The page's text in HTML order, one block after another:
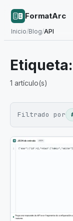
FormatArc
Inicio/Blog/API
Etiqueta:
1 artículo(s)
Filtrado por